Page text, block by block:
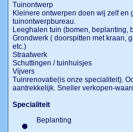
Tuinontwerp
Kleinere ontwerpen doen wij zelf en
tuinontwerpbureau.
Leeghalen tuin (bomen, beplanting,
Grondwerk ( doorspitten met kraan,
etc.)
Straatwerk
Schuttingen / tuinhuisjes
Vijvers
Tuinrenovatie(is onze specialiteit).
aantrekkelijk. Sneller verkopen-
Specialiteit
Beplanting